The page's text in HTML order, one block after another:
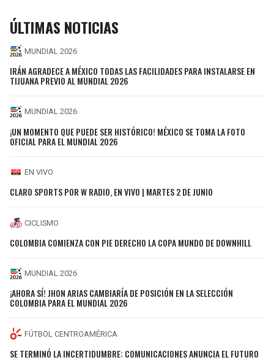
ÚLTIMAS NOTICIAS
MUNDIAL 2026
IRÁN AGRADECE A MÉXICO TODAS LAS FACILIDADES PARA INSTALARSE EN
TIJUANA PREVIO AL MUNDIAL 2026
MUNDIAL 2026
¡UN MOMENTO QUE PUEDE SER HISTÓRICO! MÉXICO SE TOMA LA FOTO
OFICIAL PARA EL MUNDIAL 2026
EN VIVO
CLARO SPORTS POR W RADIO, EN VIVO | MARTES 2 DE JUNIO
CICLISMO
COLOMBIA COMIENZA CON PIE DERECHO LA COPA MUNDO DE DOWNHILL
MUNDIAL 2026
¡AHORA SÍ! JHON ARIAS CAMBIARÍA DE POSICIÓN EN LA SELECCIÓN
COLOMBIA PARA EL MUNDIAL 2026
FÚTBOL CENTROAMÉRICA
SE TERMINÓ LA INCERTIDUMBRE: COMUNICACIONES ANUNCIA EL FUTURO